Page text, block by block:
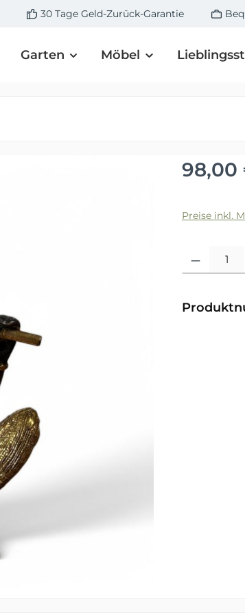
30 Tage Geld-Zurück-Garantie
Garten Möbel
Regulärer
98,00
Preise inkl.
Produkt